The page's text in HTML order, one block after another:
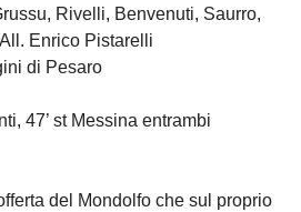
Rivelli, Benvenuti, Saurro,
Enrico Pistarelli
di Pesaro
47’ st Messina entrambi
del Mondolfo che sul proprio